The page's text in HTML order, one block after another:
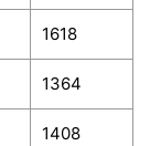
1618
1364
1408